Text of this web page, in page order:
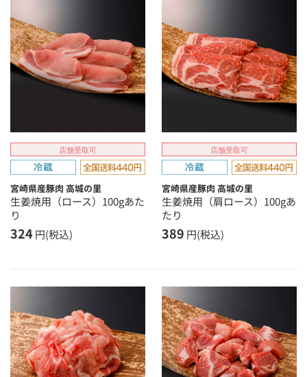
店舗受取可
宮崎県産豚肉 高城の里
生姜焼用（ロース）100gあた
り
324 円(税込)
店舗受取可
宮崎県産豚肉 高城の里
生姜焼用（肩ロース）100gあ
たり
389 円(税込)